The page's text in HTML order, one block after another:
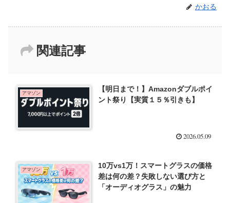
かおる
関連記事
アマゾン
【明日まで！】Amazonダブルポイ
ント祭り【実質１５％引きも】
2026.05.09
アマゾン
10万vs1万！スマートグラスの価格
差は何の差？失敗しない選び方と
「オーディオグラス」の魅力